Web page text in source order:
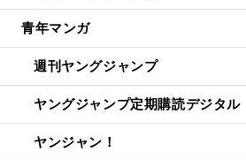
青年マンガ
週刊ヤングジャンプ
ヤングジャンプ定期購読デジタル
ヤンジャン！